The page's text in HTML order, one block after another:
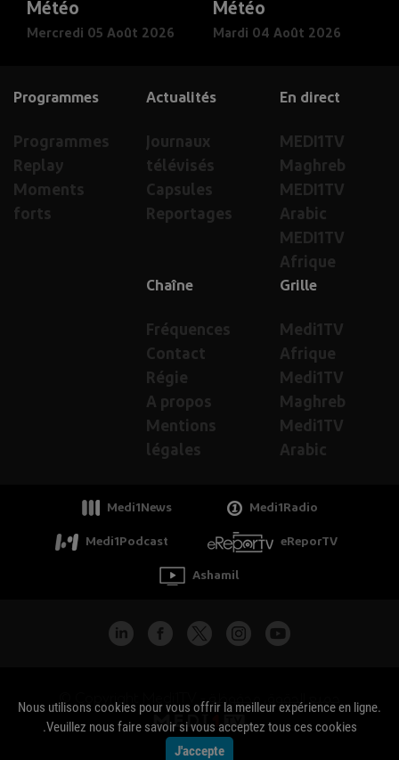
Météo
Mercredi 05 Août 2026
Météo
Mardi 04 Août 2026
En direct
MEDI1TV
Maghreb
MEDI1TV
Arabic
MEDI1TV
Afrique
Actualités
Journaux
télévisés
Capsules
Reportages
Programmes
Programmes
Replay
Moments
forts
Grille
Medi1TV
Afrique
Medi1TV
Maghreb
Medi1TV
Arabic
Chaîne
Fréquences
Contact
Régie
A propos
Mentions
légales
Medi1News Medi1Radio
Medi1Podcast eReporTV
Ashamil
جميع الحقوق محفوظة - Copyright Medi1TV ©
Nous utilisons cookies pour vous offrir la meilleur expérience en ligne.
Veuillez nous faire savoir si vous acceptez tous ces cookies.
J'accepte